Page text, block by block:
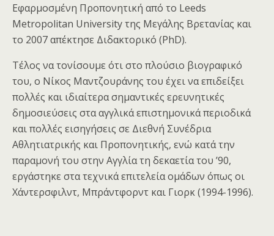
Εφαρμοσμένη Προπονητική από το Leeds
Metropolitan University της Μεγάλης Βρετανίας και
το 2007 απέκτησε Διδακτορικό (PhD).
Τέλος να τονίσουμε ότι στο πλούσιο βιογραφικό
του, ο Νίκος Μαντζουράνης του έχει να επιδείξει
πολλές και ιδιαίτερα σημαντικές ερευνητικές
δημοσιεύσεις στα αγγλικά επιστημονικά περιοδικά
και πολλές εισηγήσεις σε Διεθνή Συνέδρια
Αθλητιατρικής και Προπονητικής, ενώ κατά την
παραμονή του στην Αγγλία τη δεκαετία του ’90,
εργάστηκε στα τεχνικά επιτελεία ομάδων όπως οι
Χάντερσφιλντ, Μπράντφορντ και Γιορκ (1994-1996).